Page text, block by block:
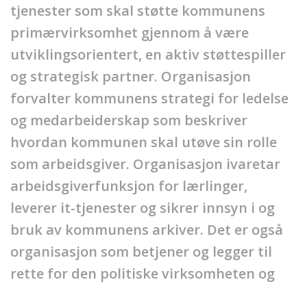
tjenester som skal støtte kommunens
primærvirksomhet gjennom å være
utviklingsorientert, en aktiv støttespiller
og strategisk partner. Organisasjon
forvalter kommunens strategi for ledelse
og medarbeiderskap som beskriver
hvordan kommunen skal utøve sin rolle
som arbeidsgiver. Organisasjon ivaretar
arbeidsgiverfunksjon for lærlinger,
leverer it-tjenester og sikrer innsyn i og
bruk av kommunens arkiver. Det er også
organisasjon som betjener og legger til
rette for den politiske virksomheten og